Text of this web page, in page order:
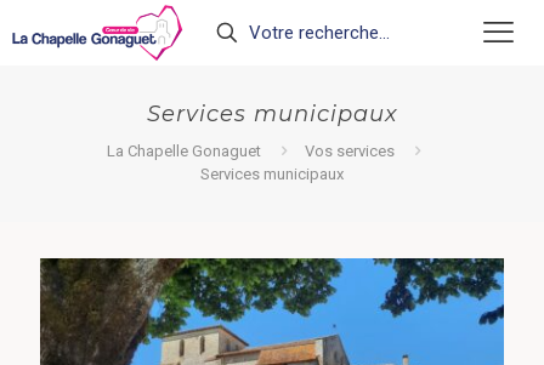
Services municipaux
La Chapelle Gonaguet
Vos services
Services municipaux